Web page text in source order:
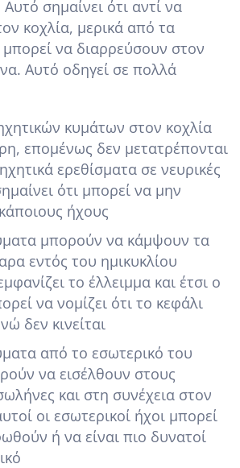
σημαίνει ότι αντί να
κοχλία, μερικά από τα
να διαρρεύσουν στον
Αυτό οδηγεί σε πολλά
κυμάτων στον κοχλία
επομένως δεν μετατρέπονται
ερεθίσματα σε νευρικές
ότι μπορεί να μην
ήχους
μπορούν να κάμψουν τα
εντός του ημικυκλίου
το έλλειμμα και έτσι ο
να νομίζει ότι το κεφάλι
δεν κινείται
από το εσωτερικό του
να εισέλθουν στους
και στη συνέχεια στον
οι εσωτερικοί ήχοι μπορεί
ή να είναι πιο δυνατοί